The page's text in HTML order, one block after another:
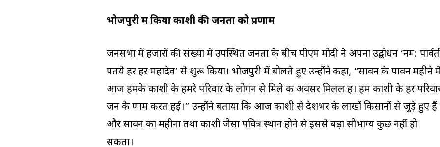
भोजपुरी में किया काशी की जनता को प्रणाम
जनसभा में हजारों की संख्या में उपस्थित जनता के बीच पीएम मोदी ने अपना उद्बोधन ‘नम:
पतये हर हर महादेव’ से शुरू किया। भोजपुरी में बोलते हुए उन्होंने कहा, “सावन के पावन महीने
आज हमके काशी के हमरे परिवार के लोगन से मिले क अवसर मिलल ह। हम काशी के हर
जन के प्रणाम करत हई।” उन्होंने बताया कि आज काशी से देशभर के लाखों किसानों से जुड़े हुए हैं
और सावन का महीना तथा काशी जैसा पवित्र स्थान होने से इससे बड़ा सौभाग्य कुछ नहीं हो
सकता।